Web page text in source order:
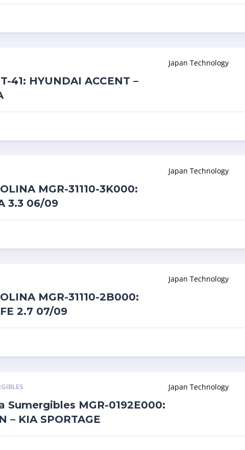
41: HYUNDAI ACCENT –
Japan Technology
MGR-31110-3K000:
3.3 06/09
Japan Technology
MGR-31110-2B000:
2.7 07/09
Japan Technology
Sumergibles MGR-0192E000:
– KIA SPORTAGE
Japan Technology